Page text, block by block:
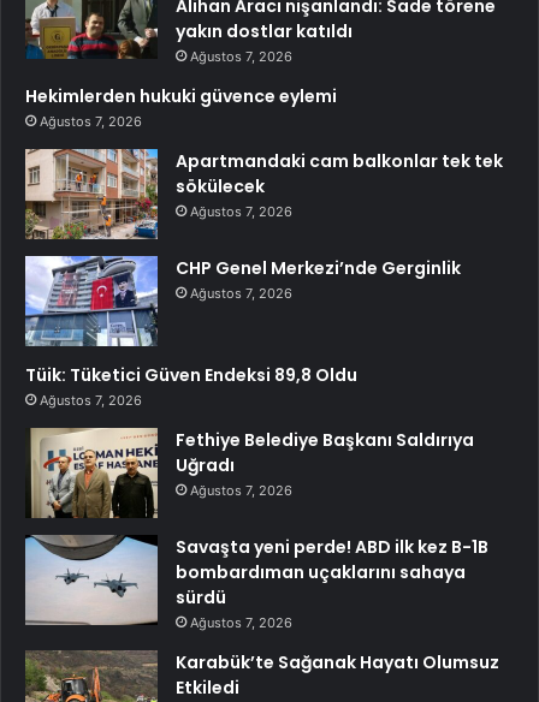
Alihan Aracı nişanlandı: Sade törene
yakın dostlar katıldı
Ağustos 7, 2026
Hekimlerden hukuki güvence eylemi
Ağustos 7, 2026
Apartmandaki cam balkonlar tek tek
sökülecek
Ağustos 7, 2026
CHP Genel Merkezi’nde Gerginlik
Ağustos 7, 2026
Tüik: Tüketici Güven Endeksi 89,8 Oldu
Ağustos 7, 2026
Fethiye Belediye Başkanı Saldırıya
Uğradı
Ağustos 7, 2026
Savaşta yeni perde! ABD ilk kez B-1B
bombardıman uçaklarını sahaya
sürdü
Ağustos 7, 2026
Karabük’te Sağanak Hayatı Olumsuz
Etkiledi